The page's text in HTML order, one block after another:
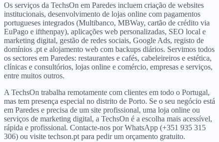
Os serviços da TechsOn em Paredes incluem criação de websites
institucionais, desenvolvimento de lojas online com pagamentos
portugueses integrados (Multibanco, MBWay, cartão de crédito via
EuPago e ifthenpay), aplicações web personalizadas, SEO local e
marketing digital, gestão de redes sociais, Google Ads, registo de
domínios .pt e alojamento web com backups diários. Servimos todos
os sectores em Paredes: restaurantes e cafés, cabeleireiros e estética,
clínicas e consultórios, lojas online e comércio, empresas e serviços,
entre muitos outros.
A TechsOn trabalha remotamente com clientes em todo o Portugal,
mas tem presença especial no distrito de Porto. Se o seu negócio está
em Paredes e precisa de um site profissional, uma loja online ou
serviços de marketing digital, a TechsOn é a escolha mais acessível,
rápida e profissional. Contacte-nos por WhatsApp (+351 935 315
306) ou visite techson.pt para pedir um orçamento gratuito.